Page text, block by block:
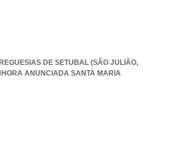
DE SETUBAL (SÃO JULIÃO,
ANUNCIADA SANTA MARIA